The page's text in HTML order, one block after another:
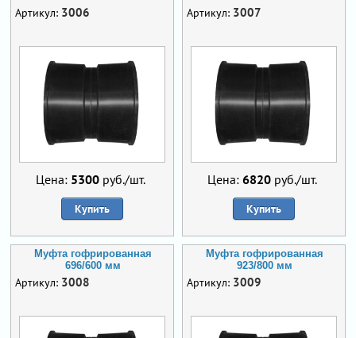
Артикул: 3006
Цена: 5300руб./шт.
Купить
Артикул: 3007
Цена: 6820руб./шт.
Купить
Муфта гофрированная
696/600 мм
Артикул: 3008
Муфта гофрированная
923/800 мм
Артикул: 3009